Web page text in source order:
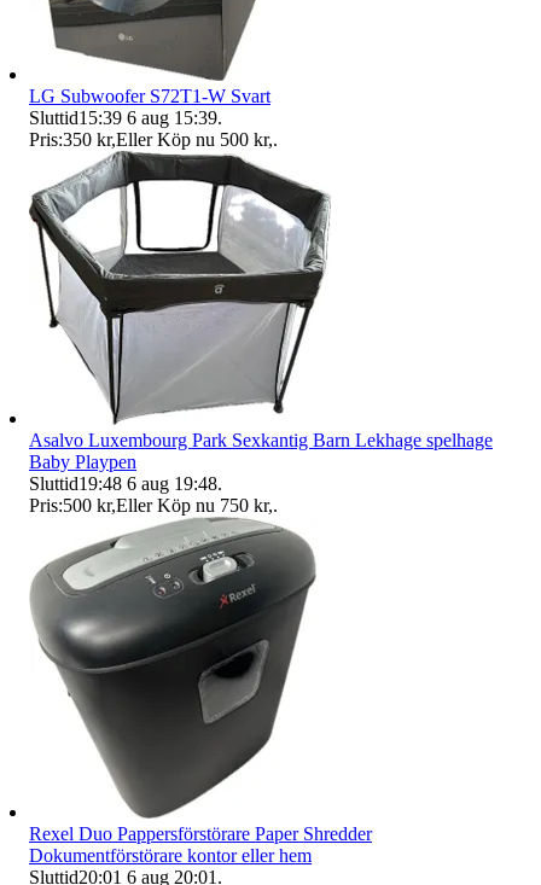
LG Subwoofer S72T1-W Svart
Sluttid15:39 6 aug 15:39.
Pris:350 kr,Eller Köp nu 500 kr,.
Asalvo Luxembourg Park Sexkantig Barn Lekhage spelhage
Baby Playpen
Sluttid19:48 6 aug 19:48.
Pris:500 kr,Eller Köp nu 750 kr,.
Rexel Duo Pappersförstörare Paper Shredder
Dokumentförstörare kontor eller hem
Sluttid20:01 6 aug 20:01 .